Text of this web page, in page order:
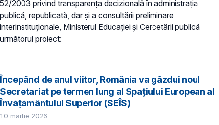
52/2003 privind transparenţa decizională în administraţia
publică, republicată, dar și a consultării preliminare
interinstituționale, Ministerul Educaţiei și Cercetării publică
următorul proiect:
Începând de anul viitor, România va găzdui noul
Secretariat pe termen lung al Spațiului European al
Învățământului Superior (SEÎS)
10 martie 2026